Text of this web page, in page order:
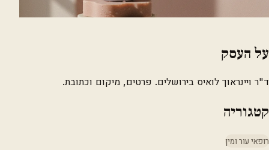
על העסק
ד"ר ויינראוך לואיס בירושלים. פרטים, מיקום וכתובת.
קטגוריה
רופאי עור ומין